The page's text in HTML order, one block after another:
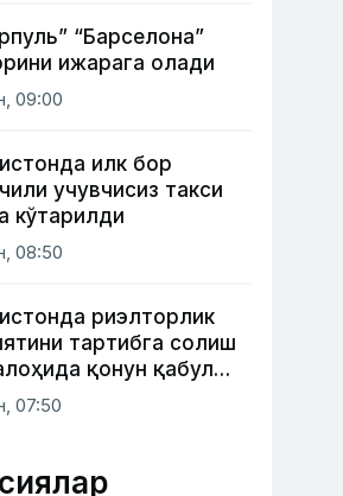
“Барселона”
ижарага олади
09:00
илк бор
учувчисиз такси
кўтарилди
08:50
риэлторлик
тартибга солиш
қонун қабул
07:50